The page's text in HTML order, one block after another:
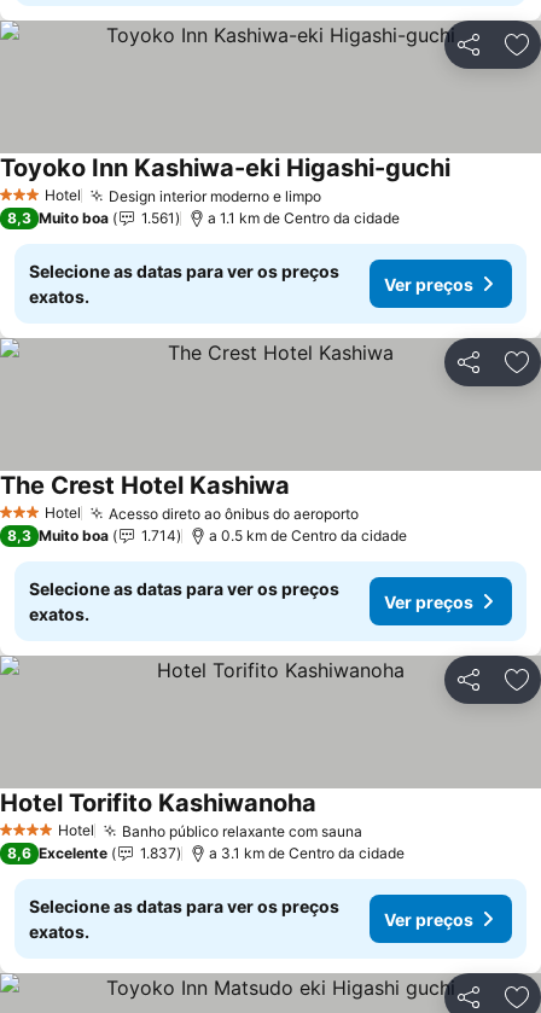
Partilhar
3 EstrelasHotel Design interior moderno e limpoVer preços
Toyoko Inn Kashiwa-eki Higashi-guchiVer
8,3 Muito boa 1.561 a 1.1 km de Centro da cidade
Selecione as datas para ver os preços
exatos.
Ver preços
Partilhar
3 EstrelasHotel Acesso direto ao ônibus do aeroportoVer preços
The Crest Hotel Kashiwa
8,3 Muito boa 1.714 a 0.5 km de Centro da cidade
Selecione as datas para ver os preços
exatos.
Ver preços
Partilhar
4 EstrelasHotel Banho público relaxante com sauna
Hotel Torifito Kashiwanoha
8,6 Excelente 1.837 a 3.1 km de Centro da cidade
Selecione as datas para ver os preços
exatos.
Ver preços
Partilhar